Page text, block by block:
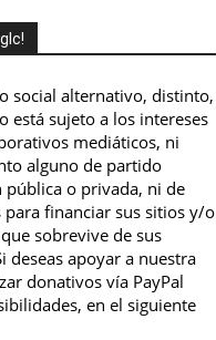
social alternativo, distinto,
está sujeto a los intereses
mediáticos, ni
alguno de partido
o privada, ni de
para financiar sus sitios y/o
sobrevive de sus
deseas apoyar a nuestra
donativos vía PayPal
en el siguiente